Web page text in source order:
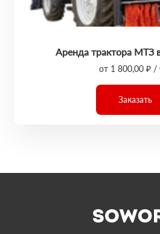
Аренда трактора МТЗ
от 1 800,00 ₽ /
Заказать